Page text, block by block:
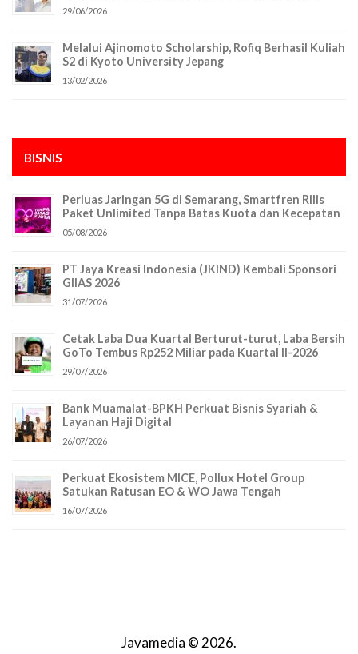
29/06/2026
Melalui Ajinomoto Scholarship, Rofiq Berhasil Kuliah
S2 di Kyoto University Jepang
13/02/2026
BISNIS
Perluas Jaringan 5G di Semarang, Smartfren Rilis
Paket Unlimited Tanpa Batas Kuota dan Kecepatan
05/08/2026
PT Jaya Kreasi Indonesia (JKIND) Kembali Sponsori
GIIAS 2026
31/07/2026
Cetak Laba Dua Kuartal Berturut-turut, Laba Bersih
GoTo Tembus Rp252 Miliar pada Kuartal II-2026
29/07/2026
Bank Muamalat-BPKH Perkuat Bisnis Syariah &
Layanan Haji Digital
26/07/2026
Perkuat Ekosistem MICE, Pollux Hotel Group
Satukan Ratusan EO & WO Jawa Tengah
16/07/2026
Javamedia © 2026.